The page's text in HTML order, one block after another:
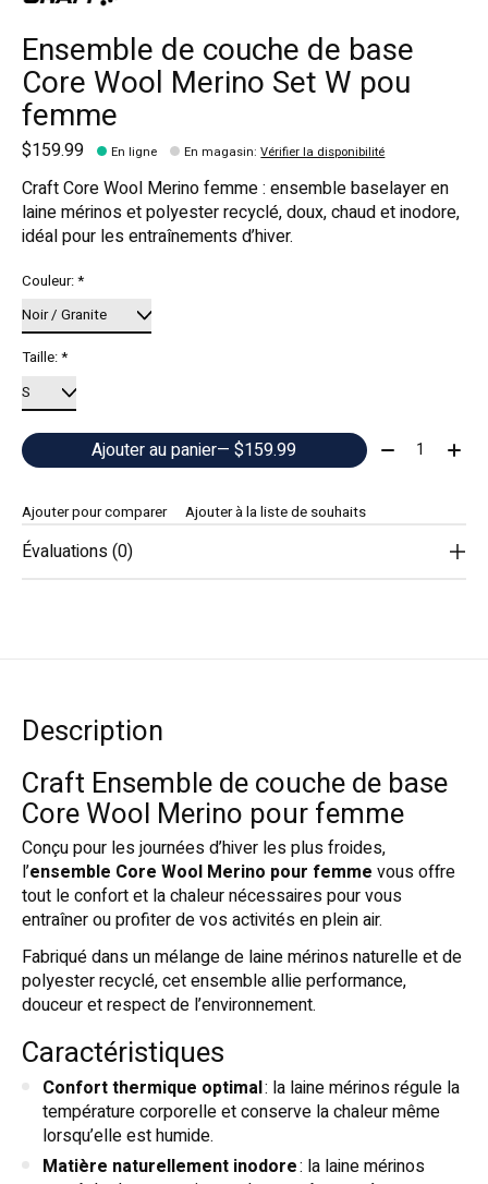
Ensemble de couche de base
Core Wool Merino Set W pou
femme
$159.99 En ligne En magasin:Vérifier la disponibilité
Craft Core Wool Merino femme : ensemble baselayer en
laine mérinos et polyester recyclé, doux, chaud et inodore,
idéal pour les entraînements d’hiver.
Couleur:*
Taille:*
Ajouter au panier — $159.99 Quantité:
Ajouter pour comparer Ajouter à la liste de souhaits
Évaluations (0)
Description
Craft Ensemble de couche de base
Core Wool Merino pour femme
Conçu pour les journées d’hiver les plus froides,
l’ensemble Core Wool Merino pour femme vous offre
tout le confort et la chaleur nécessaires pour vous
entraîner ou profiter de vos activités en plein air.
Fabriqué dans un mélange de laine mérinos naturelle et de
polyester recyclé, cet ensemble allie performance,
douceur et respect de l’environnement.
Caractéristiques
Confort thermique optimal: la laine mérinos régule la
température corporelle et conserve la chaleur même
lorsqu’elle est humide.
Matière naturellement inodore: la laine mérinos